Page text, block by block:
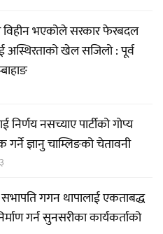
विहीन भएकोले सरकार फेरबदल
अस्थिरताको खेल सजिलो : पूर्व
निर्णय नसच्याए पार्टीको गोप्य
गर्ने ज्ञानु चाम्लिङको चेतावनी
गगन थापालाई एकताबद्ध
गर्न सुनसरीका कार्यकर्ताको